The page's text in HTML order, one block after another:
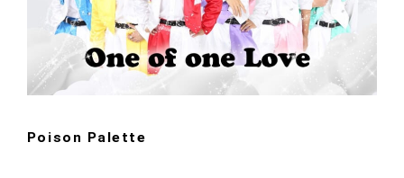
Poison Palette